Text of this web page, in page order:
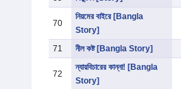
70
নিয়মের বাইরে [Bangla
Story]
71
নীল কষ্ট [Bangla Story]
72
ন্যায়বিচারের কান্না! [Bangla
Story]